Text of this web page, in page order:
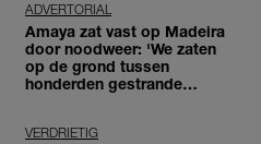
ADVERTORIAL
Amaya zat vast op Madeira
door noodweer: 'We zaten
op de grond tussen
honderden gestrande
VERDRIETIG